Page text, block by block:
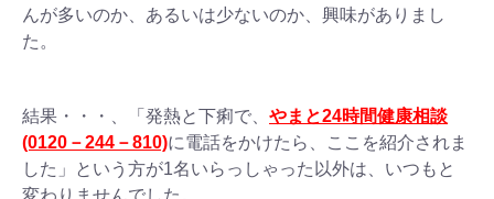
んが多いのか、あるいは少ないのか、興味がありまし
た。
結果・・・、「発熱と下痢で、 やまと24時間健康相談
(0120－244－810)に電話をかけたら、ここを紹介されま
した」という方が1名いらっしゃった以外は、いつもと